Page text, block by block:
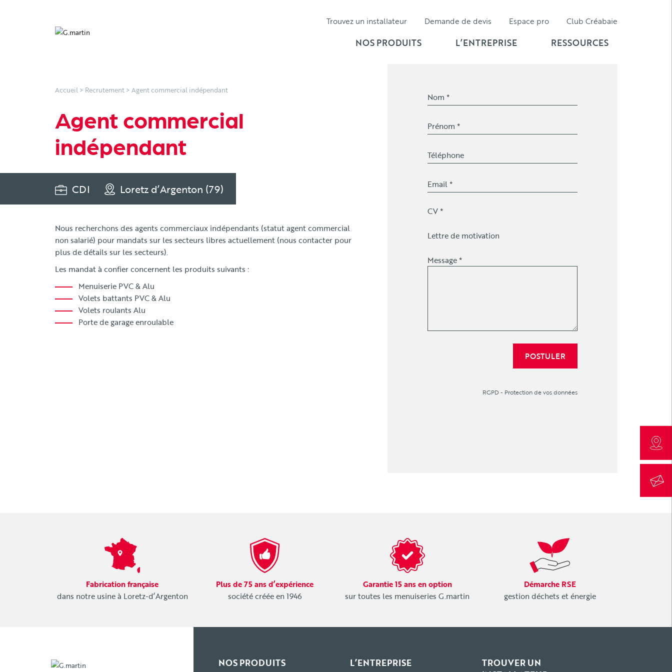
Trouvez un installateur Demande de devis Espace pro Club Créabaie
NOS PRODUITS L’ENTREPRISE RESSOURCES
Accueil> Recrutement> Agent commercial indépendant
Agent commercial
indépendant
CDI Loretz d’Argenton (79)
Nous recherchons des agents commerciaux indépendants (statut agent commercial
non salarié) pour mandats sur les secteurs libres actuellement (nous contacter pour
plus de détails sur les secteurs).
Les mandat à confier concernent les produits suivants :
Menuiserie PVC & Alu
Volets battants PVC & Alu
Volets roulants Alu
Porte de garage enroulable
CV *
Lettre de motivation
Message *
RGPD - Protection de vos données
Fabrication française
dans notre usine à Loretz-d’Argenton
Plus de 75 ans d’expérience
société créée en 1946
Garantie 15 ans en option
sur toutes les menuiseries G.martin
Démarche RSE
gestion déchets et énergie
NOS PRODUITS L’ENTREPRISE
TROUVER UN